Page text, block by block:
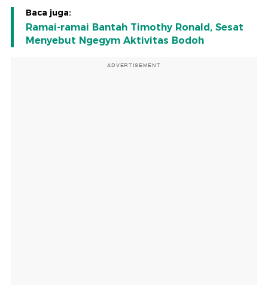
Baca juga:
Ramai-ramai Bantah Timothy Ronald, Sesat
Menyebut Ngegym Aktivitas Bodoh
ADVERTISEMENT